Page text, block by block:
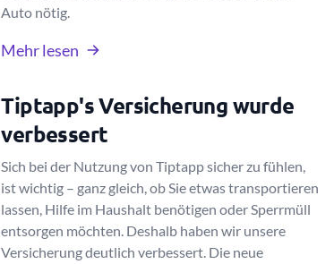
Auto nötig.
Mehr lesen
Tiptapp's Versicherung wurde
verbessert
Sich bei der Nutzung von Tiptapp sicher zu fühlen,
ist wichtig – ganz gleich, ob Sie etwas transportieren
lassen, Hilfe im Haushalt benötigen oder Sperrmüll
entsorgen möchten. Deshalb haben wir unsere
Versicherung deutlich verbessert. Die neue